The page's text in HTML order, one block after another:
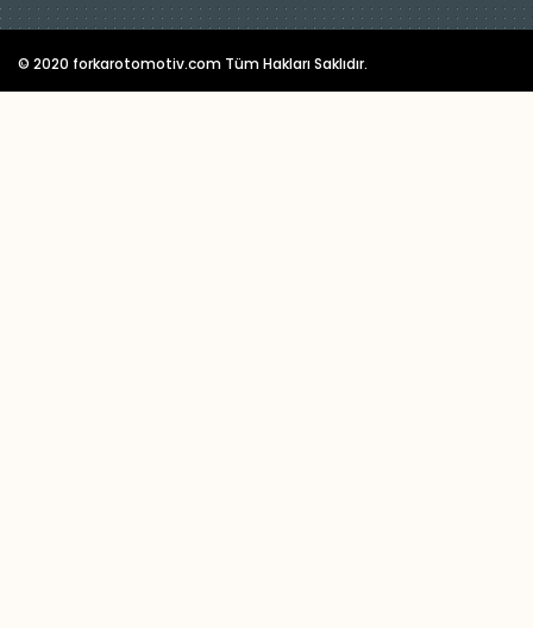
© 2020 forkarotomotiv.com Tüm Hakları Saklıdır.